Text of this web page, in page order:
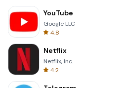
YouTube
Google LLC
4.8
Netflix
Netflix, Inc.
4.2